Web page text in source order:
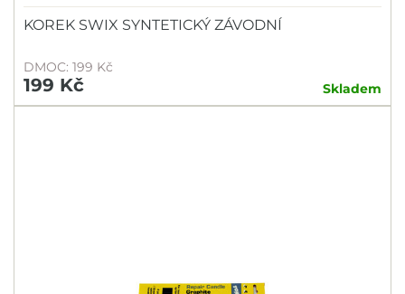
KOREK SWIX SYNTETICKÝ ZÁVODNÍ
DMOC: 199 Kč
199 Kč Skladem